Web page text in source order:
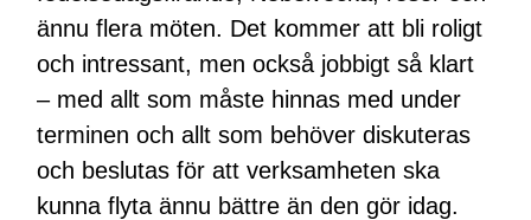
ännu flera möten. Det kommer att bli roligt
och intressant, men också jobbigt så klart
– med allt som måste hinnas med under
terminen och allt som behöver diskuteras
och beslutas för att verksamheten ska
kunna flyta ännu bättre än den gör idag.